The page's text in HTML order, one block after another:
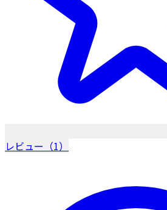
レビュー（1）